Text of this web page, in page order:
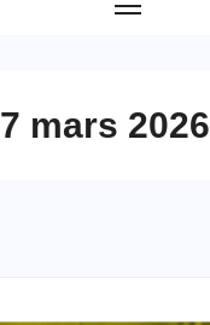
7 mars 2026